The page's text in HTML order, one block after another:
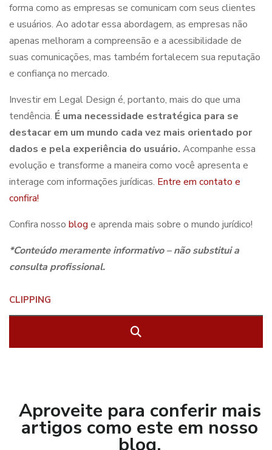
forma como as empresas se comunicam com seus clientes
e usuários. Ao adotar essa abordagem, as empresas não
apenas melhoram a compreensão e a acessibilidade de
suas comunicações, mas também fortalecem sua reputação
e confiança no mercado.
Investir em Legal Design é, portanto, mais do que uma
tendência. É uma necessidade estratégica para se
destacar em um mundo cada vez mais orientado por
dados e pela experiência do usuário. Acompanhe essa
evolução e transforme a maneira como você apresenta e
interage com informações jurídicas. Entre em contato e
confira!
Confira nosso blog e aprenda mais sobre o mundo jurídico!
*Conteúdo meramente informativo – não substitui a
consulta profissional.
Aproveite para conferir mais
artigos como este em nosso
blog.